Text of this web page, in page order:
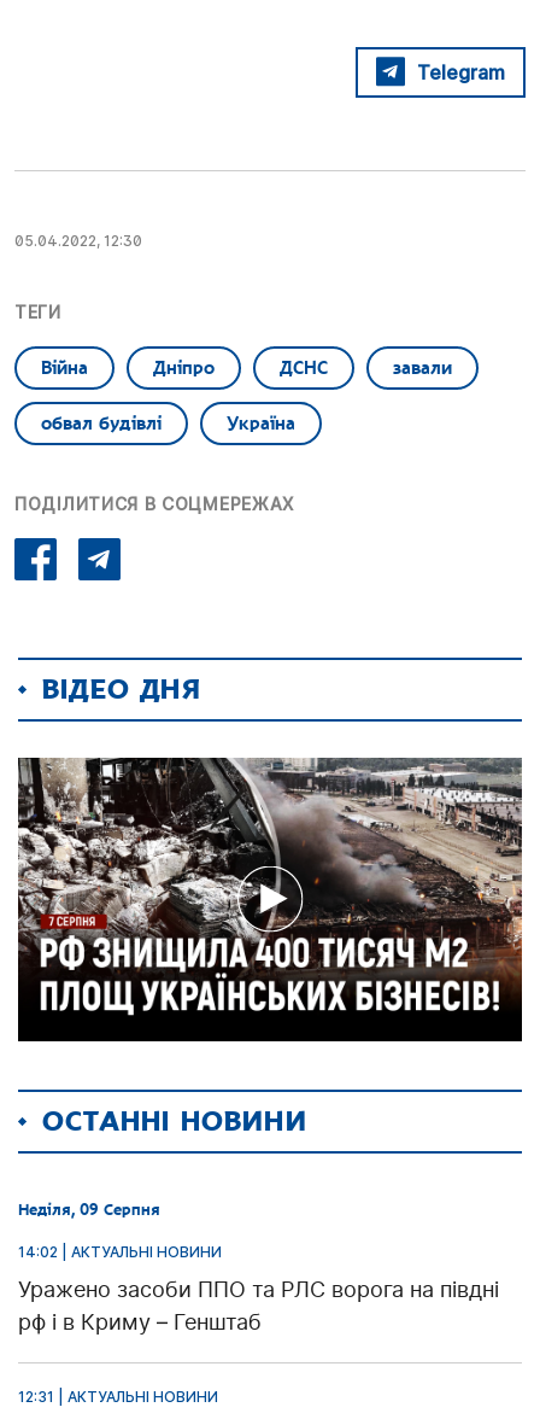
Telegram
05.04.2022, 12:30
ТЕГИ
Війна Дніпро ДСНС завали
обвал будівлі Україна
ПОДІЛИТИСЯ В СОЦМЕРЕЖАХ
ВІДЕО ДНЯ
ОСТАННІ НОВИНИ
Неділя, 09 Серпня
14:02 | АКТУАЛЬНІ НОВИНИ
Уражено засоби ППО та РЛС ворога на півдні
рф і в Криму – Генштаб
12:31 | АКТУАЛЬНІ НОВИНИ